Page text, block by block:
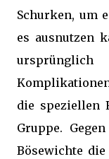
Schurken, um
es ausnutzen
die speziellen
Gruppe.
Bösewichte